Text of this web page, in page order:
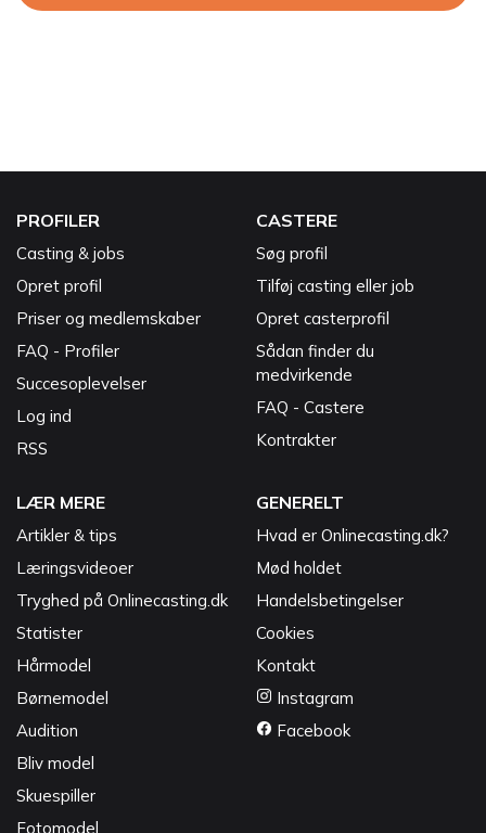
PROFILER
Casting & jobs
Opret profil
Priser og medlemskaber
FAQ - Profiler
Succesoplevelser
Log ind
RSS
CASTERE
Søg profil
Tilføj casting eller job
Opret casterprofil
Sådan finder du
medvirkende
FAQ - Castere
Kontrakter
LÆR MERE
Artikler & tips
Læringsvideoer
Tryghed på Onlinecasting.dk
Statister
Hårmodel
Børnemodel
Audition
Bliv model
Skuespiller
Fotomodel
GENERELT
Hvad er Onlinecasting.dk?
Mød holdet
Handelsbetingelser
Cookies
Kontakt
Instagram
Facebook